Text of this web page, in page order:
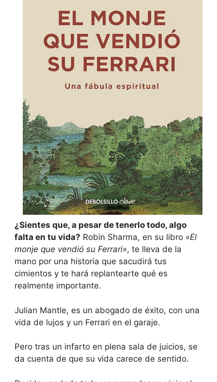
¿Sientes que, a pesar de tenerlo todo, algo
falta en tu vida? Robin Sharma, en su libro «El
monje que vendió su Ferrari», te lleva de la
mano por una historia que sacudirá tus
cimientos y te hará replantearte qué es
realmente importante.
Julian Mantle, es un abogado de éxito, con una
vida de lujos y un Ferrari en el garaje.
Pero tras un infarto en plena sala de juicios, se
da cuenta de que su vida carece de sentido.